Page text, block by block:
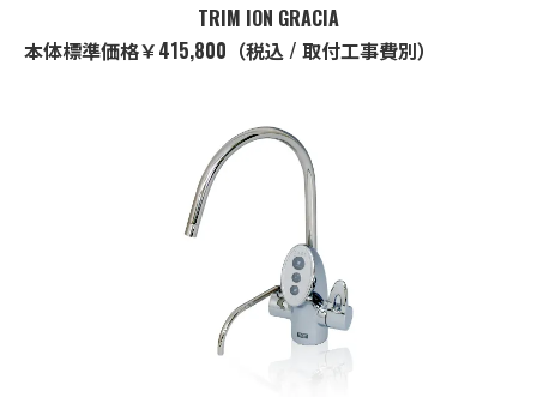
TRIM ION GRACIA
本体標準価格￥415,800（税込 / 取付工事費別）